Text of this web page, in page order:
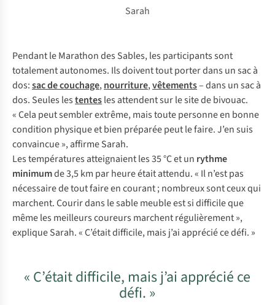
Sarah
Pendant le Marathon des Sables, les participants sont
totalement autonomes. Ils doivent tout porter dans un sac à
dos:sac de couchage,nourriture,vêtements– dans un sac à
dos. Seules lestentesles attendent sur le site de bivouac.
« Cela peut sembler extrême, mais toute personne en bonne
condition physique et bien préparée peut le faire. J’en suis
convaincue », affirme Sarah.
Les températures atteignaient les 35 °C et un rythme
minimumde 3,5 km par heure était attendu. « Il n’est pas
nécessaire de tout faire en courant ; nombreux sont ceux qui
marchent. Courir dans le sable meuble est si difficile que
même les meilleurs coureurs marchent régulièrement »,
explique Sarah. « C’était difficile, mais j’ai apprécié ce défi. »
« C’était difficile, mais j’ai apprécié ce
défi. »